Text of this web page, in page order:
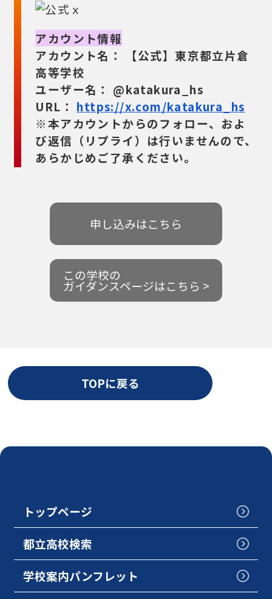
アカウント情報
アカウント名：
【公式】東京都立片倉
高等学校
ユーザー名： @katakura_hs
URL： https://x.com/katakura_hs
※本アカウントからのフォロー、およ
び返信（リプライ）は行いませんので、
あらかじめご了承ください。
申し込みはこちら
この学校の
ガイダンスページはこちら >
TOPに戻る
トップページ
都立高校検索
学校案内パンフレット